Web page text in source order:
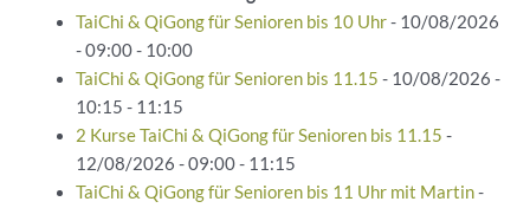
TaiChi & QiGong für Senioren bis 10 Uhr- 10/08/2026
- 09:00 - 10:00
TaiChi & QiGong für Senioren bis 11.15 - 10/08/2026 -
10:15 - 11:15
2 Kurse TaiChi & QiGong für Senioren bis 11.15 -
12/08/2026 - 09:00 - 11:15
TaiChi & QiGong für Senioren bis 11 Uhr mit Martin-